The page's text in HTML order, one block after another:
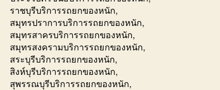
ราชบุรีบริการรถยกของหนัก,
สมุทรปราการบริการรถยกของหนัก,
สมุทรสาครบริการรถยกของหนัก,
สมุทรสงครามบริการรถยกของหนัก,
สระบุรีบริการรถยกของหนัก,
สิงห์บุรีบริการรถยกของหนัก,
สุพรรณบุรีบริการรถยกของหนัก,